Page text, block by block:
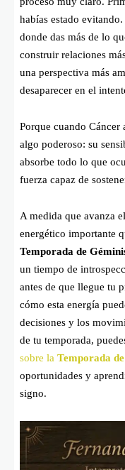
habías estado
donde das más de lo
construir relaciones
una perspectiva más
desaparecer en el
Porque cuando Cáncer
algo poderoso: su
absorbe todo lo que
fuerza capaz de
A medida que avanza
energético importante
Temporada de
un tiempo de
antes de que llegue tu
cómo esta energía
decisiones y los
de tu temporada,
sobre la Temporada
oportunidades y
signo.